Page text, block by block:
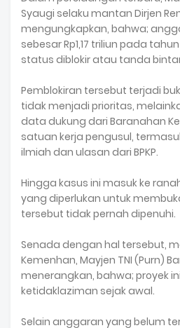
Syaugi selaku mantan Dirjen
mengungkapkan, bahwa;
sebesar Rp1,17 triliun pada
status diblokir atau tanda
Pemblokiran tersebut terjadi
tidak menjadi prioritas,
data dukung dari Baranahan
satuan kerja pengusul,
ilmiah dan ulasan dari BPKP.
Hingga kasus ini masuk ke
yang diperlukan untuk
tersebut tidak pernah dipenuhi.
Senada dengan hal tersebut,
Kemenhan, Mayjen TNI (Purn)
menerangkan, bahwa; proyek
ketidaklaziman sejak awal.
Selain anggaran yang belum